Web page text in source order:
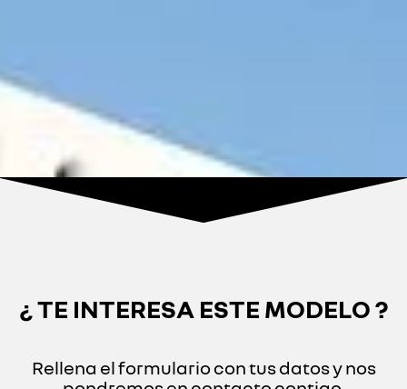
¿ TE INTERESA ESTE MODELO ?
Rellena el formulario con tus datos y nos